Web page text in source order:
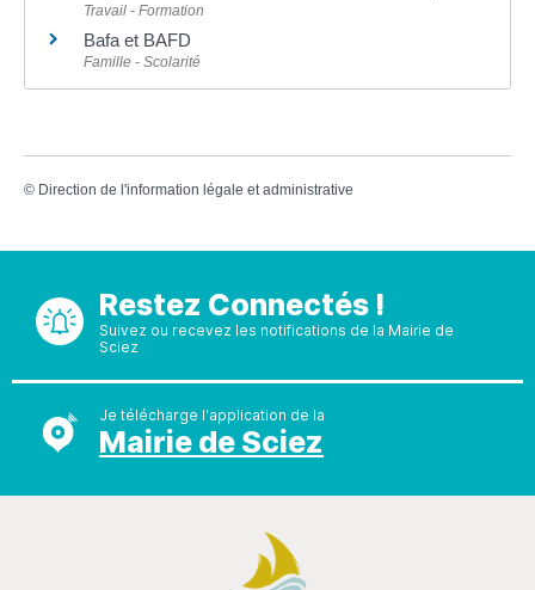
Travail - Formation
Bafa et BAFD
Famille - Scolarité
© Direction de l'information légale et administrative
Restez Connectés !
Suivez ou recevez les notifications de la Mairie de
Sciez
Je télécharge l'application de la
Mairie de Sciez